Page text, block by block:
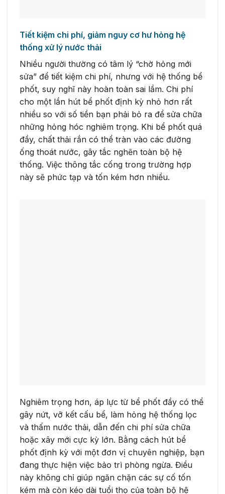
Tiết kiệm chi phí, giảm nguy cơ hư hỏng hệ
thống xử lý nước thải
Nhiều người thường có tâm lý “chờ hỏng mới
sửa” để tiết kiệm chi phí, nhưng với hệ thống bể
phốt, suy nghĩ này hoàn toàn sai lầm. Chi phí
cho một lần hút bể phốt định kỳ nhỏ hơn rất
nhiều so với số tiền bạn phải bỏ ra để sửa chữa
những hỏng hóc nghiêm trọng. Khi bể phốt quá
đầy, chất thải rắn có thể tràn vào các đường
ống thoát nước, gây tắc nghẽn toàn bộ hệ
thống. Việc thông tắc cống trong trường hợp
này sẽ phức tạp và tốn kém hơn nhiều.
Nghiêm trọng hơn, áp lực từ bể phốt đầy có thể
gây nứt, vỡ kết cấu bể, làm hỏng hệ thống lọc
và thấm nước thải, dẫn đến chi phí sửa chữa
hoặc xây mới cực kỳ lớn. Bằng cách hút bể
phốt định kỳ với một đơn vị chuyên nghiệp, bạn
đang thực hiện việc bảo trì phòng ngừa. Điều
này không chỉ giúp ngăn chặn các sự cố tốn
kém mà còn kéo dài tuổi thọ của toàn bộ hệ